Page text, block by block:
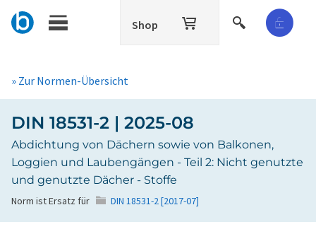
Shop
» Zur Normen-Übersicht
DIN 18531-2 | 2025-08
Abdichtung von Dächern sowie von Balkonen,
Loggien und Laubengängen - Teil 2: Nicht genutzte
und genutzte Dächer - Stoffe
Norm ist Ersatz für DIN 18531-2 [2017-07]